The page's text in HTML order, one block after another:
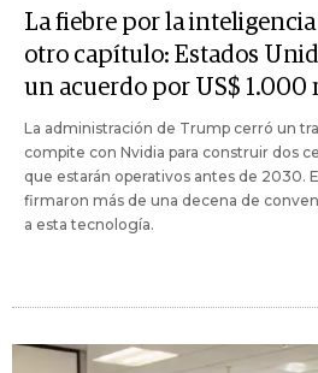
La fiebre por la
otro capítulo: Estados
un acuerdo por US$ 1.000
La administración de Trump cerró un
compite con Nvidia para construir dos
que estarán operativos antes de 2030.
firmaron más de una decena de
a esta tecnología.